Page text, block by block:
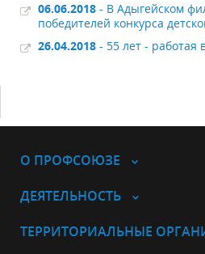
06.06.2018 - В Адыгейском
победителей конкурса
26.04.2018 - 55 лет - работая
О ПРОФСОЮЗЕ
ДЕЯТЕЛЬНОСТЬ
ТЕРРИТОРИАЛЬНЫЕ